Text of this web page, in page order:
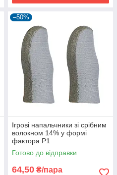
–50%
Ігрові напальчники зі срібним
волокном 14% у формі
фактора P1
Готово до відправки
64,50 ₴/пара